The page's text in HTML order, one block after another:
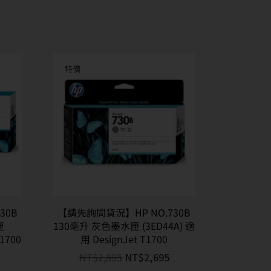
特價
【請先詢問貨況】HP NO.730B
130毫升 灰色墨水匣 (3ED44A) 適
用 DesignJet T1700
NT$2,895 NT$2,695